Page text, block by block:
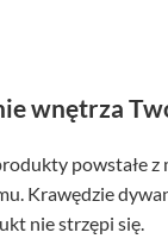
wnętrza
powstałe z
Krawędzie
nie strzępi się.